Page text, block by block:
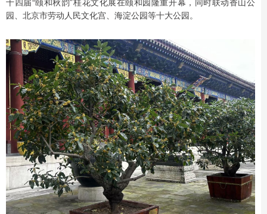
园、北京市劳动人民文化宫、海淀公园等十大公园。